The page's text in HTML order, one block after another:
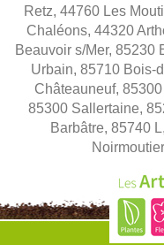
Retz, 44760 Les
Chaléons, 44320
Beauvoir s/Mer, 85230
Urbain, 85710 Bois-
Châteauneuf,
85300 Sallertaine,
Barbâtre, 85740